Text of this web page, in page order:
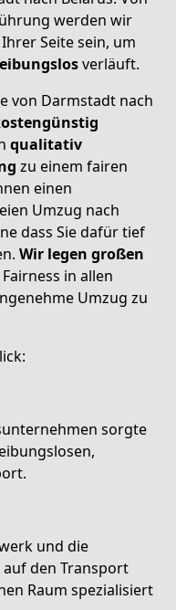
werden wir
Seite sein, um
verläuft.
von Darmstadt nach
qualitativ
zu einem fairen
einen
Umzug nach
dass Sie dafür tief
Wir legen großen
in allen
Umzug zu
sorgte
und die
auf den Transport
Raum spezialisiert